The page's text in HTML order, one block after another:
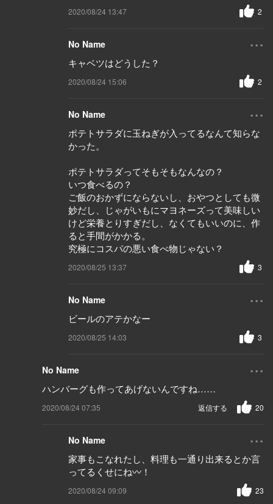
2020/08/24 13:47 2
No Name ...
キャベツはどうした？
2020/08/24 15:06 2
No Name ...
ポテトサラダに玉ねぎが入ってるなんて知らな
かった。
ポテトサラダってそもそもなんなの？
いつ食べるの？
ご飯のおかずにならないし、おやつとしても微
妙だし、じゃがいもにマヨネーズって美味しい
けど栄養とりすぎだし、なくてもいいのに、作
ると手間がかかる。
究極にコスパの悪い食べ物じゃない？
2020/08/25 13:37 3
No Name ...
ビールのアテかなー
2020/08/25 14:03 3
No Name ...
ハンバーグも作ってあげないんですね……
2020/08/24 07:35 20
返信する
No Name ...
家事もこなれたし、料理も一通り出来るとか言
ってるくせにね〰️！
2020/08/24 09:09 23